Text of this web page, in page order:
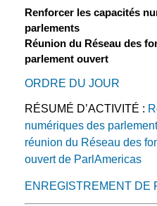
Renforcer les capacités
parlements
Réunion du Réseau des
parlement ouvert
ORDRE DU JOUR
RÉSUMÉ D’ACTIVITÉ :
numériques des
réunion du Réseau des
ouvert de ParlAmericas
ENREGISTREMENT DE